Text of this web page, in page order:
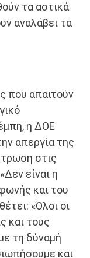
τα αστικά
αναλάβει τα
που απαιτούν
η ΔΟΕ
απεργία της
στις
είναι η
και του
«Όλοι οι
και τους
τη δύναμή
και